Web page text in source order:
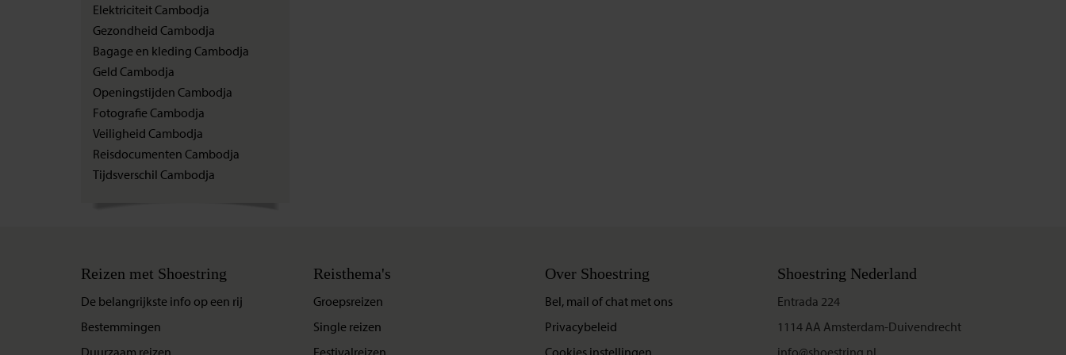
Elektriciteit Cambodja
Gezondheid Cambodja
Bagage en kleding Cambodja
Geld Cambodja
Openingstijden Cambodja
Fotografie Cambodja
Veiligheid Cambodja
Reisdocumenten Cambodja
Tijdsverschil Cambodja
Reizen met Shoestring
De belangrijkste info op een rij
Bestemmingen
Duurzaam reizen
Reisthema's
Groepsreizen
Single reizen
Festivalreizen
Over Shoestring
Bel, mail of chat met ons
Privacybeleid
Cookies instellingen
Shoestring Nederland
Entrada 224
1114 AA Amsterdam-Duivendrecht
info@shoestring.nl